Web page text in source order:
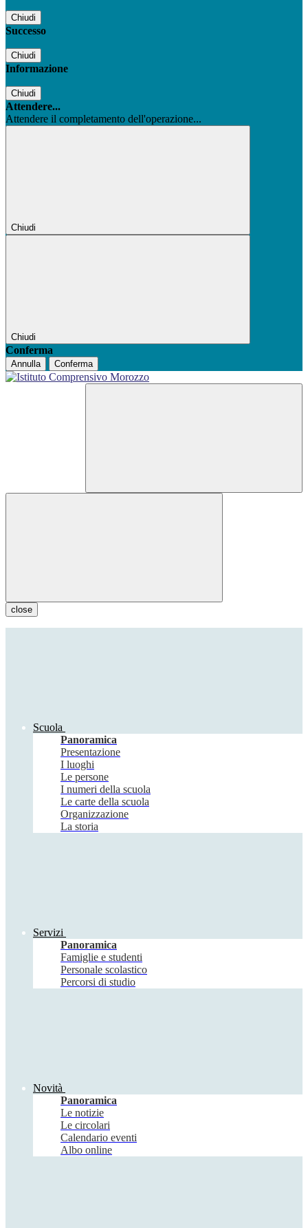
Chiudi
Successo
Chiudi
Informazione
Chiudi
Attendere...
Attendere il completamento dell'operazione...
Chiudi
Chiudi
Conferma
Annulla Conferma
close
Scuola
Panoramica
Presentazione
I luoghi
Le persone
I numeri della scuola
Le carte della scuola
Organizzazione
La storia
Servizi
Panoramica
Famiglie e studenti
Personale scolastico
Percorsi di studio
Novità
Panoramica
Le notizie
Le circolari
Calendario eventi
Albo online